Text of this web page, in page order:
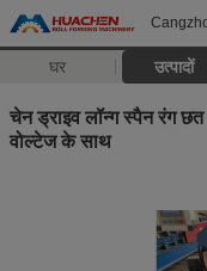
घर उत्पादों
चेन ड्राइव लॉन्ग स्पैन रंग
वोल्टेज के साथ